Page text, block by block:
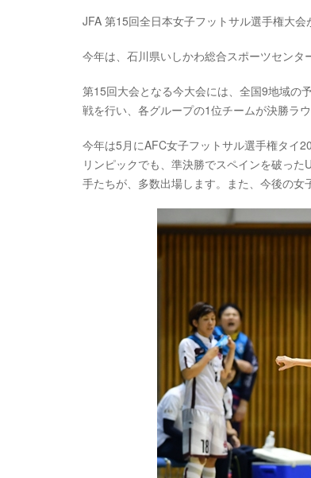
JFA 第15回全日本女子フットサル選手権大
今年は、石川県いしかわ総合スポーツセンタ
第15回大会となる今大会には、全国9地域の
戦を行い、各グループの1位チームが決勝ラ
今年は5月にAFC女子フットサル選手権タイ
リンピックでも、準決勝でスペインを破っ
手たちが、多数出場します。また、今後の